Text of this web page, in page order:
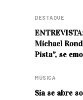
DESTAQUE
Michael
Pista”, se
MÚSICA
Sia se abre